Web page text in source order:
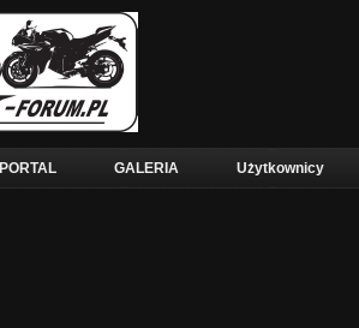
PORTAL GALERIA Użytkownicy